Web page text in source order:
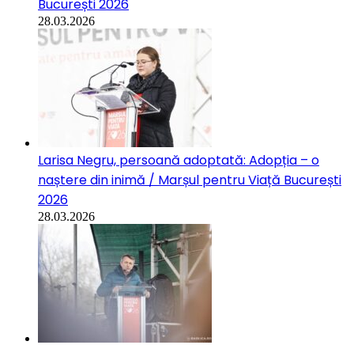
București 2026
28.03.2026
Larisa Negru, persoană adoptată: Adopția – o
naștere din inimă / Marșul pentru Viață București
2026
28.03.2026